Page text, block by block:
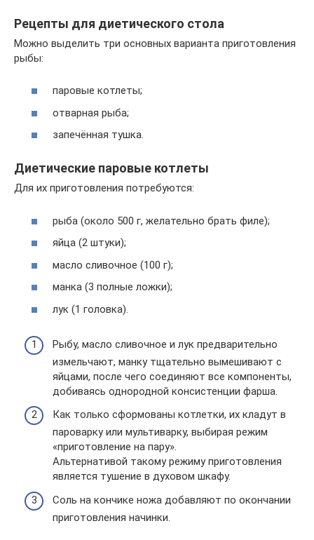
Рецепты для диетического стола
Можно выделить три основных варианта приготовления
рыбы:
паровые котлеты;
отварная рыба;
запечённая тушка.
Диетические паровые котлеты
Для их приготовления потребуются:
рыба (около 500 г, желательно брать филе);
яйца (2 штуки);
масло сливочное (100 г);
манка (3 полные ложки);
лук (1 головка).
Рыбу, масло сливочное и лук предварительно
измельчают, манку тщательно вымешивают с
яйцами, после чего соединяют все компоненты,
добиваясь однородной консистенции фарша.
Как только сформованы котлетки, их кладут в
пароварку или мультиварку, выбирая режим
«приготовление на пару».
Альтернативой такому режиму приготовления
является тушение в духовом шкафу.
Соль на кончике ножа добавляют по окончании
приготовления начинки.